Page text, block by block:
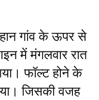
गांव के ऊपर से
में मंगलवार रात
फॉल्ट होने के
जिसकी वजह